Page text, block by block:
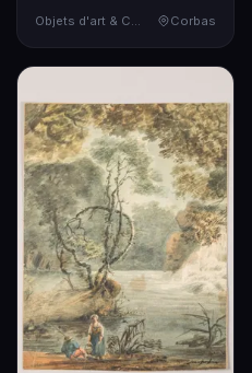
Objets d'art & Curiosités
Corbas